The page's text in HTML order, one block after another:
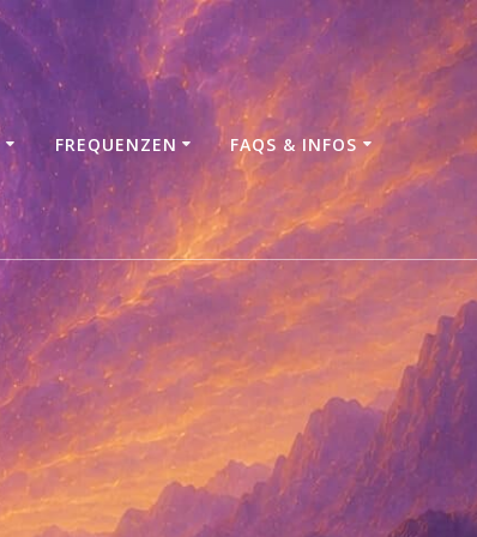
FREQUENZEN FAQS & INFOS